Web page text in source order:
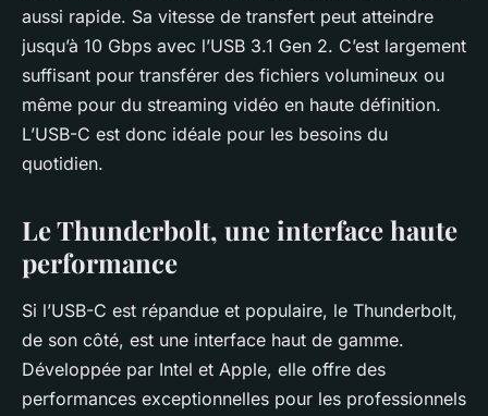
aussi rapide. Sa vitesse de transfert peut atteindre
jusqu’à 10 Gbps avec l’USB 3.1 Gen 2. C’est largement
suffisant pour transférer des fichiers volumineux ou
même pour du streaming vidéo en haute définition.
L’USB-C est donc idéale pour les besoins du
quotidien.
Le Thunderbolt, une interface haute
performance
Si l’USB-C est répandue et populaire, le Thunderbolt,
de son côté, est une interface haut de gamme.
Développée par Intel et Apple, elle offre des
performances exceptionnelles pour les professionnels